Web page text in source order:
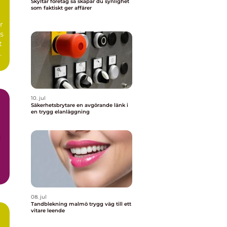
som faktiskt ger affärer
10. jul
Säkerhetsbrytare en avgörande länk i
en trygg elanläggning
08. jul
Tandblekning malmö trygg väg till ett
vitare leende